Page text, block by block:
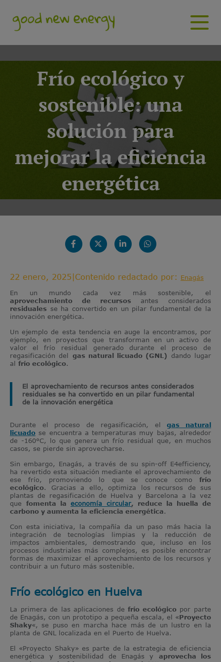
Frío ecológico y
sostenible: una
solución para
mejorar la eficiencia
energética
22 enero, 2025 Contenido redactado por: Enagás
En un mundo cada vez más sostenible, el
aprovechamiento de recursos antes considerados
residuales se ha convertido en un pilar fundamental de la
innovación energética.
Un ejemplo de esta tendencia en auge la encontramos, por
ejemplo, en proyectos que transforman en un activo de
valor el frío residual generado durante el proceso de
regasificación del gas natural licuado (GNL) dando lugar
al frío ecológico.
El aprovechamiento de recursos antes considerados
residuales se ha convertido en un pilar fundamental
de la innovación energética
Durante el proceso de regasificación, elgas natural
licuado se encuentra a temperaturas muy bajas, alrededor
de -160°C, lo que genera un frío residual que, en muchos
casos, se pierde sin aprovecharse.
Sin embargo, Enagás, a través de su spin-off E4efficiency,
ha revertido esta situación mediante el aprovechamiento de
ese frío, promoviendo lo que se conoce como frío
ecológico. Gracias a ello, optimiza los recursos de sus
plantas de regasificación de Huelva y Barcelona a la vez
que fomenta la economía circular, reduce la huella de
carbono y aumenta la eficiencia energética.
Con esta iniciativa, la compañía da un paso más hacia la
integración de tecnologías limpias y la reducción de
impactos ambientales, demostrando que, incluso en los
procesos industriales más complejos, es posible encontrar
formas de maximizar el aprovechamiento de los recursos y
contribuir a un futuro más sostenible.
Frío ecológico en Huelva
La primera de las aplicaciones defrío ecológicopor parte
de Enagás, con un prototipo a pequeña escala, el «Proyecto
Shaky«, se puso en marcha hace más de un lustro en la
planta de GNL localizada en el Puerto de Huelva.
El «Proyecto Shaky» es parte de la estrategia de eficiencia
energética y sostenibilidad de Enagás y aprovecha los